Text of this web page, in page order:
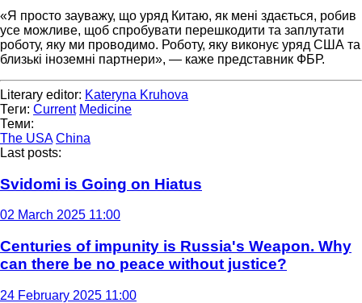
«Я просто зауважу, що уряд Китаю, як мені здається, робив
усе можливе, щоб спробувати перешкодити та заплутати
роботу, яку ми проводимо. Роботу, яку виконує уряд США та
близькі іноземні партнери», — каже представник ФБР.
Literary editor: Kateryna Kruhova
Теги: Current Medicine
Теми:
The USA China
Last posts:
Svidomi is Going on Hiatus
02 March 2025 11:00
Centuries of impunity is Russia's Weapon. Why
can there be no peace without justice?
24 February 2025 11:00